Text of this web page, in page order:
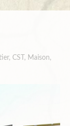
, CST , Maison,